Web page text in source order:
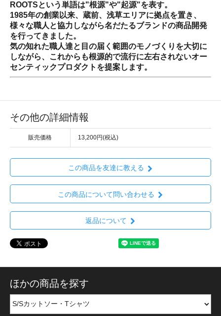
ROOTSという単語は"根源"や"起源"を表す。
1985年の創業以来、蔵前、浅草エリアに拠点を置き、
様々な職人と協力しながら名だたるブランドの商品開発
を行ってきました。
気の知れた職人達と目の届く範囲のモノづくりを大切に
しながら、これからも根源的で流行に左右されないオー
センティックプロダクトを提案します。
その他の詳細情報
販売価格 13,200円(税込)
この商品を友達に教える
この商品について問い合わせる
返品について
ほかの商品を探す